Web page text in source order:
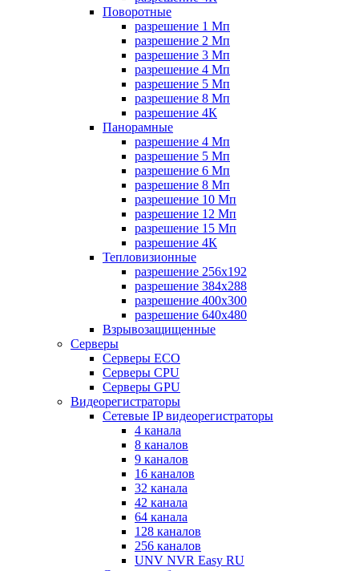
Поворотные
разрешение 1 Мп
разрешение 2 Мп
разрешение 3 Мп
разрешение 4 Мп
разрешение 5 Мп
разрешение 8 Мп
разрешение 4К
Панорамные
разрешение 4 Мп
разрешение 5 Мп
разрешение 6 Мп
разрешение 8 Мп
разрешение 10 Мп
разрешение 12 Мп
разрешение 15 Мп
разрешение 4К
Тепловизионные
разрешение 256x192
разрешение 384х288
разрешение 400x300
разрешение 640х480
Взрывозащищенные
Серверы
Серверы ECO
Серверы CPU
Серверы GPU
Видеорегистраторы
Сетевые IP видеорегистраторы
4 канала
8 каналов
9 каналов
16 каналов
32 канала
42 канала
64 канала
128 каналов
256 каналов
UNV NVR Easy RU